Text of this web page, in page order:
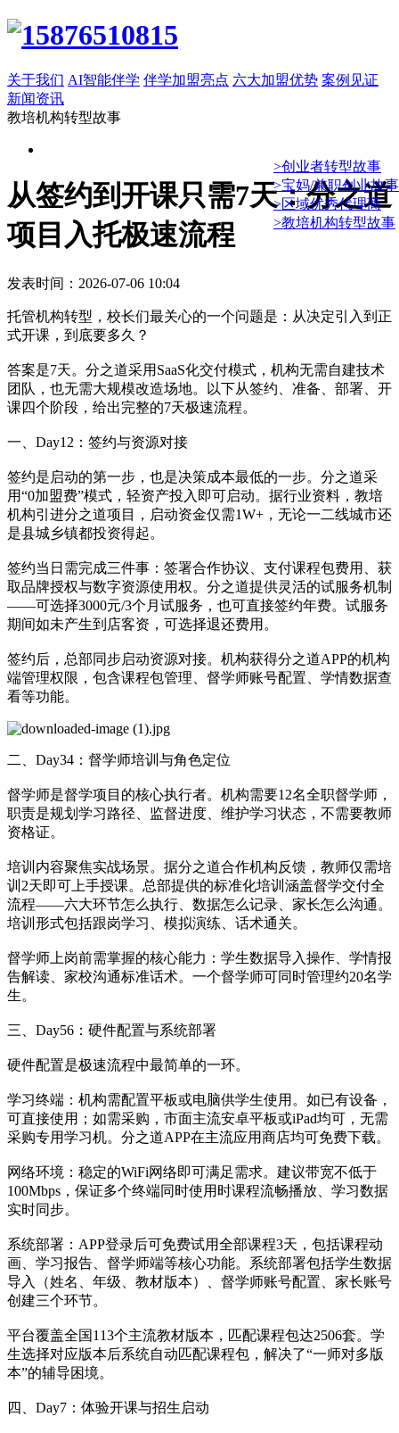
关于我们 AI智能伴学 伴学加盟亮点 六大加盟优势 案例见证
新闻资讯
教培机构转型故事
>创业者转型故事
>宝妈/兼职创业故事
>区域优秀代理商
>教培机构转型故事
从签约到开课只需7天：分之道
项目入托极速流程
发表时间：2026-07-06 10:04
托管机构转型，校长们最关心的一个问题是：从决定引入到正
式开课，到底要多久？
答案是7天。分之道采用SaaS化交付模式，机构无需自建技术
团队，也无需大规模改造场地。以下从签约、准备、部署、开
课四个阶段，给出完整的7天极速流程。
一、Day12：签约与资源对接
签约是启动的第一步，也是决策成本最低的一步。分之道采
用“0加盟费”模式，轻资产投入即可启动。据行业资料，教培
机构引进分之道项目，启动资金仅需1W+，无论一二线城市还
是县城乡镇都投资得起。
签约当日需完成三件事：签署合作协议、支付课程包费用、获
取品牌授权与数字资源使用权。分之道提供灵活的试服务机制
——可选择3000元/3个月试服务，也可直接签约年费。试服务
期间如未产生到店客资，可选择退还费用。
签约后，总部同步启动资源对接。机构获得分之道APP的机构
端管理权限，包含课程包管理、督学师账号配置、学情数据查
看等功能。
二、Day34：督学师培训与角色定位
督学师是督学项目的核心执行者。机构需要12名全职督学师，
职责是规划学习路径、监督进度、维护学习状态，不需要教师
资格证。
培训内容聚焦实战场景。据分之道合作机构反馈，教师仅需培
训2天即可上手授课。总部提供的标准化培训涵盖督学交付全
流程——六大环节怎么执行、数据怎么记录、家长怎么沟通。
培训形式包括跟岗学习、模拟演练、话术通关。
督学师上岗前需掌握的核心能力：学生数据导入操作、学情报
告解读、家校沟通标准话术。一个督学师可同时管理约20名学
生。
三、Day56：硬件配置与系统部署
硬件配置是极速流程中最简单的一环。
学习终端：机构需配置平板或电脑供学生使用。如已有设备，
可直接使用；如需采购，市面主流安卓平板或iPad均可，无需
采购专用学习机。分之道APP在主流应用商店均可免费下载。
网络环境：稳定的WiFi网络即可满足需求。建议带宽不低于
100Mbps，保证多个终端同时使用时课程流畅播放、学习数据
实时同步。
系统部署：APP登录后可免费试用全部课程3天，包括课程动
画、学习报告、督学师端等核心功能。系统部署包括学生数据
导入（姓名、年级、教材版本）、督学师账号配置、家长账号
创建三个环节。
平台覆盖全国113个主流教材版本，匹配课程包达2506套。学
生选择对应版本后系统自动匹配课程包，解决了“一师对多版
本”的辅导困境。
四、Day7：体验开课与招生启动